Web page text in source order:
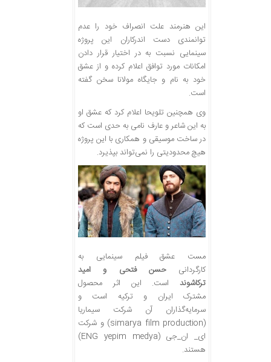
این هنرمند علت انصراف خود را عدم
توانمندی دست اندرکاران این پروژه
سینمایی نسبت به در اختیار قرار دادن
امکانات مورد توافق اعلام کرده و از عشق
خود به نام و جایگاه مولانا سخن گفته
است.
وی همچنین تلویحا اعلام کرد که عشق او
به این شاعر و عارف نامی به حدی است که
در ساخت موسیقی و همکاری با این پروژه
هیچ محدودیتی را نمی‌تواند بپذیرد.
مست عشق فیلم سینمایی به
کارگردانی حسن فتحی و امید
ترکاشوند است. این اثر محصول
مشترک ایران و ترکیه است و
سرمایه‌گذاران آن شرکت سیماریا
(simarya film production) و شرکت
ای_ ان_جی (ENG yepim medya)
هستند.